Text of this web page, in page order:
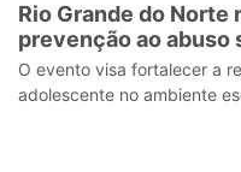
Rio Grande do Norte
prevenção ao abuso
O evento visa fortalecer a
adolescente no ambiente